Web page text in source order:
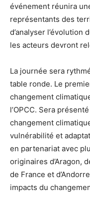
événement réunira
représentants des
d’analyser
les acteurs devront
La journée sera
table ronde. Le
changement
l’OPCC. Sera
changement
vulnérabilité et
en partenariat avec
originaires d’Aragon,
de France et
impacts du